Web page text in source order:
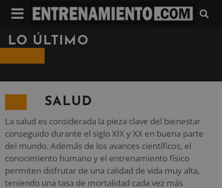
LO ÚLTIMO
SALUD
La salud es considerada la pieza clave del bienestar
conseguido durante el siglo XIX y XX en buena parte
del mundo. Además de los avances científicos, el
conocimiento humano y el entrenamiento físico
permiten disfrutar de una calidad de vida muy alta,
teniendo una tasa de mortalidad cada vez más